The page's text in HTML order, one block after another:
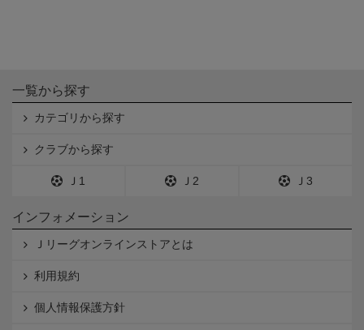
一覧から探す
カテゴリから探す
クラブから探す
Ｊ1 Ｊ2 Ｊ3
インフォメーション
Ｊリーグオンラインストアとは
利用規約
個人情報保護方針